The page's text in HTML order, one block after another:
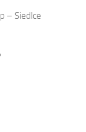
– Siedlce